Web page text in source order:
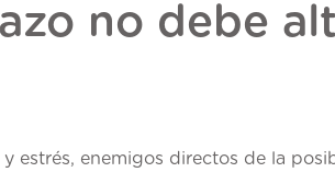
no debe
estrés, enemigos directos de la